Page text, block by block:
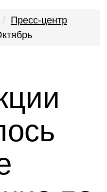
Пресс-центр